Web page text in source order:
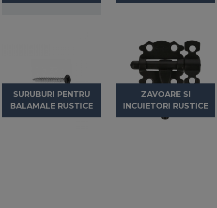
SURUBURI PENTRU
BALAMALE RUSTICE
ZAVOARE SI
INCUIETORI RUSTICE